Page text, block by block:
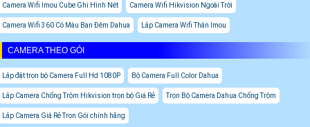
Camera Wifi Imou Cube Ghi Hình Nét Camera Wifi Hikvision Ngoài Trời
Camera Wifi 360 Có Màu Ban Đêm Dahua Lắp Camera Wifi Thân Imou
CAMERA THEO GÓI
Lắp đặt trọn bộ Camera Full Hd 1080P Bộ Camera Full Color Dahua
Lắp Camera Chống Trộm Hikvision trọn bộ Giá Rẻ Trọn Bộ Camera Dahua Chống Trộm
Lắp Camera Giá Rẻ Trọn Gói chính hãng